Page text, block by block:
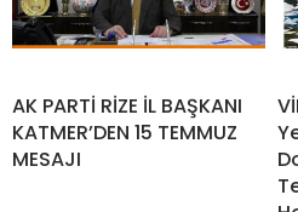
AK PARTİ RİZE İL BAŞKANI
KATMER’DEN 15 TEMMUZ
MESAJI